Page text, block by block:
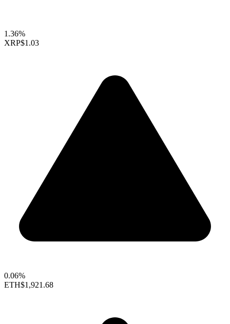
1.36%
XRP$1.03
0.06%
ETH$1,921.68